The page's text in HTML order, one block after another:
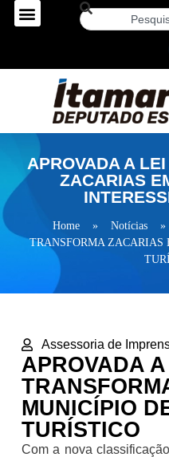
APROVADA A
ZACARIAS
Home » Notícias »
TRANSFORMA ZACARIAS
Assessoria de
APROVADA
MUNICÍPIO
TURÍSTICO
O
Com a nova